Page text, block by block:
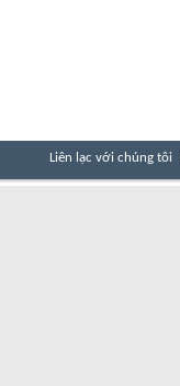
Liên lạc với chúng tôi